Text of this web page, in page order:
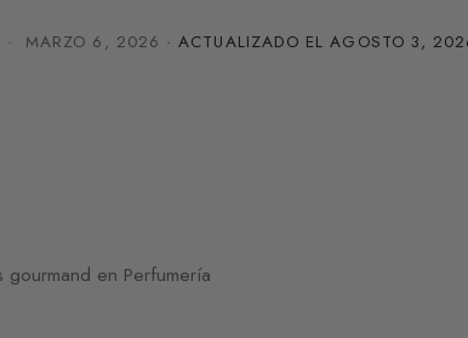
·MARZO 6, 2026 · ACTUALIZADO ELAGOSTO 3,
en Perfumería